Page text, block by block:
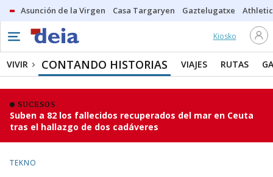
Asunción de la Virgen Casa Targaryen Gaztelugatxe Athletic
Kiosko
VIVIR CONTANDO HISTORIAS VIAJES RUTAS
SUCESOS
Suben a 82 los fallecidos recuperados del mar en Ceuta
tras el hallazgo de dos cadáveres
TEKNO